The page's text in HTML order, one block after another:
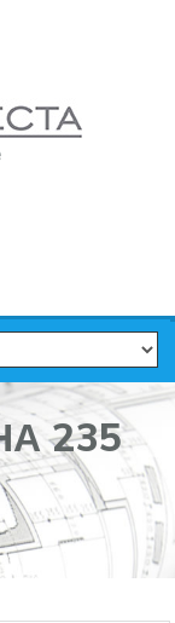
235